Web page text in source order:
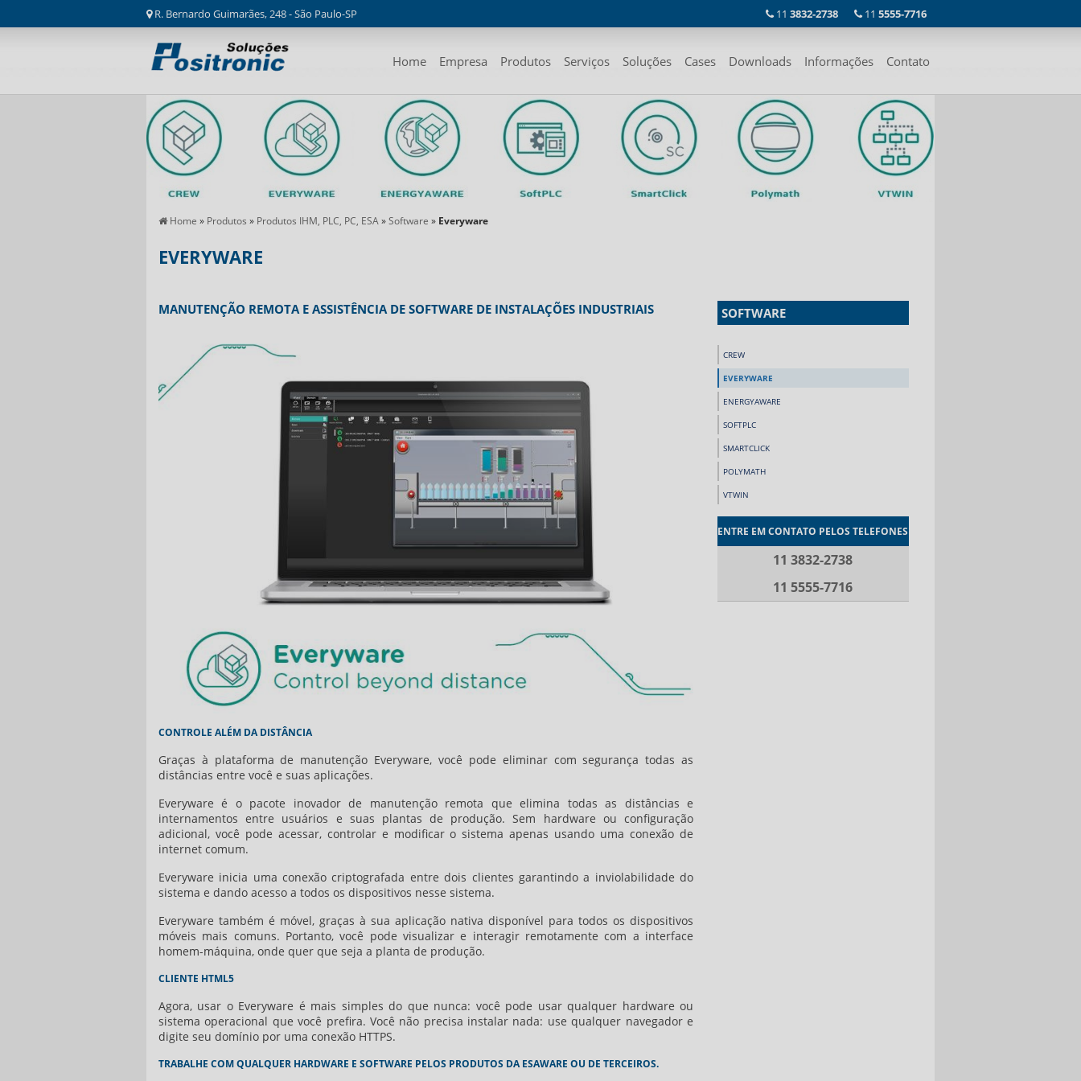
R. Bernardo Guimarães, 248 - São Paulo-SP 11 5555-7716
11 3832-2738
Home Empresa Produtos Serviços Soluções Cases Downloads Informações Contato
Home » Produtos » Produtos IHM, PLC, PC, ESA»Software » Everyware
EVERYWARE
MANUTENÇÃO REMOTA E ASSISTÊNCIA DE SOFTWARE DE INSTALAÇÕES INDUSTRIAIS
CONTROLE ALÉM DA DISTÂNCIA
Graças à plataforma de manutenção Everyware, você pode eliminar com segurança todas as
distâncias entre você e suas aplicações.
Everyware é o pacote inovador de manutenção remota que elimina todas as distâncias e
internamentos entre usuários e suas plantas de produção. Sem hardware ou configuração
adicional, você pode acessar, controlar e modificar o sistema apenas usando uma conexão de
internet comum.
Everyware inicia uma conexão criptografada entre dois clientes garantindo a inviolabilidade do
sistema e dando acesso a todos os dispositivos nesse sistema.
Everyware também é móvel, graças à sua aplicação nativa disponível para todos os dispositivos
móveis mais comuns. Portanto, você pode visualizar e interagir remotamente com a interface
homem-máquina, onde quer que seja a planta de produção.
CLIENTE HTML5
Agora, usar o Everyware é mais simples do que nunca: você pode usar qualquer hardware ou
sistema operacional que você prefira. Você não precisa instalar nada: use qualquer navegador e
digite seu domínio por uma conexão HTTPS.
TRABALHE COM QUALQUER HARDWARE E SOFTWARE PELOS PRODUTOS DA ESAWARE OU DE TERCEIROS.
SOFTWARE
CREW
EVERYWARE
ENERGYAWARE
SOFTPLC
SMARTCLICK
POLYMATH
VTWIN
ENTRE EM CONTATO PELOS TELEFONES
11 3832-2738
11 5555-7716